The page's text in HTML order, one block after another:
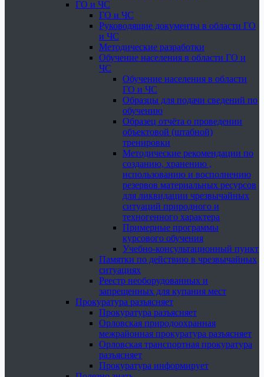
ГО и ЧС
ГО и ЧС
Руководящие документы в области ГО
и ЧС
Методические разработки
Обучение населения в области ГО и
ЧС
Обучение населения в области
ГО и ЧС
Образцы для подачи сведений по
обучению
Образец отчёта о проведении
объектовой (штабной)
тренировки
Методические рекомендации по
созданию, хранению ,
использованию и восполнению
резервов материальных ресурсов
для ликвидации чрезвычайных
ситуаций природного и
техногенного характера
Примерные программы
курсового обучения
Учебно-консультационный пункт
Памятки по действию в чрезвычайных
ситуациях
Реестр необорудованных и
запрещенных для купания мест
Прокуратура разъясняет
Прокуратура разъясняет
Орловская природоохранная
межрайонная прокуратура разъясняет
Орловская транспортная прокуратура
разъясняет
Прокуратура информирует